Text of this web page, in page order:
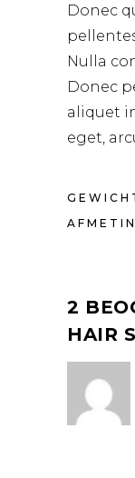
Donec
Nulla
Donec
aliquet
eget,
2
HAIR